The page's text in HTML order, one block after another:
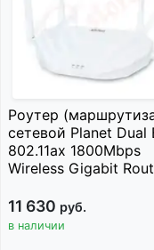
Роутер
сетевой Planet Dual
802.11ax 1800Mbps
Wireless Gigabit
11 630 руб.
в наличии